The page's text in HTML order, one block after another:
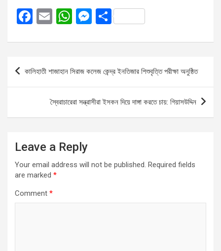
F
ce
b
o
E
ail
W
at
s
A
p
p
M
se
g
er
S
ar
e
Post
কালিহাতী শাজাহান সিরাজ কলেজ কেন্দ্র ইনতিজার শিশুবৃত্তি পরীক্ষা অনুষ্ঠিত
স্বৈরাচারেরা সন্ত্রাসীরা ইসকন দিয়ে দাঙ্গা করতে চায়: গিয়াসউদ্দিন
Leave a Reply
Your email address will not be published. Required fields
are marked *
Comment *